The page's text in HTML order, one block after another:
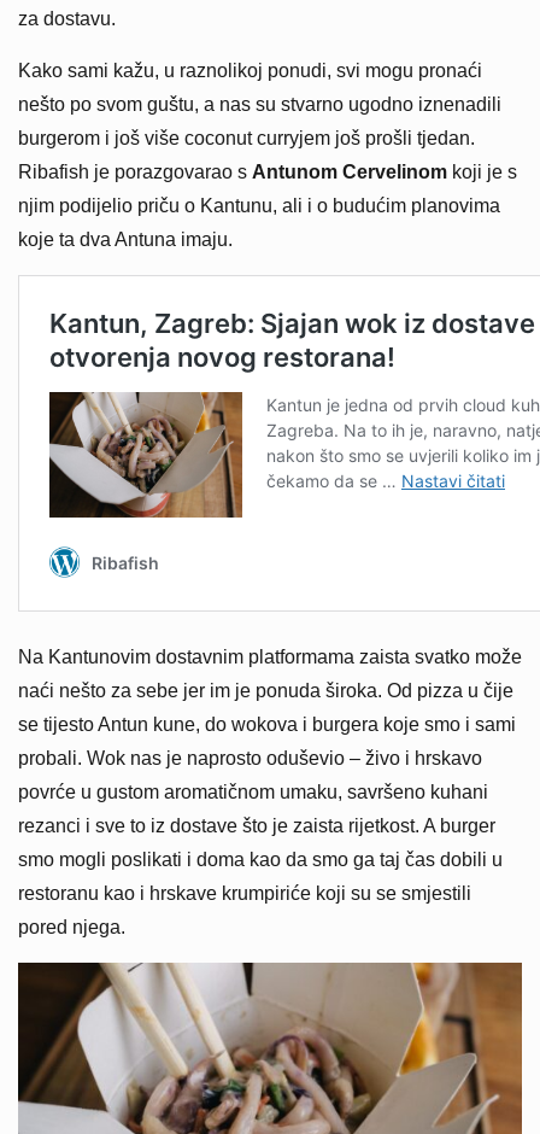
za dostavu.
Kako sami kažu, u raznolikoj ponudi, svi mogu pronaći
nešto po svom guštu, a nas su stvarno ugodno iznenadili
burgerom i još više coconut curryjem još prošli tjedan.
Ribafish je porazgovarao s Antunom Cervelinom koji je s
njim podijelio priču o Kantunu, ali i o budućim planovima
koje ta dva Antuna imaju.
Na Kantunovim dostavnim platformama zaista svatko može
naći nešto za sebe jer im je ponuda široka. Od pizza u čije
se tijesto Antun kune, do wokova i burgera koje smo i sami
probali. Wok nas je naprosto oduševio – živo i hrskavo
povrće u gustom aromatičnom umaku, savršeno kuhani
rezanci i sve to iz dostave što je zaista rijetkost. A burger
smo mogli poslikati i doma kao da smo ga taj čas dobili u
restoranu kao i hrskave krumpiriće koji su se smjestili
pored njega.